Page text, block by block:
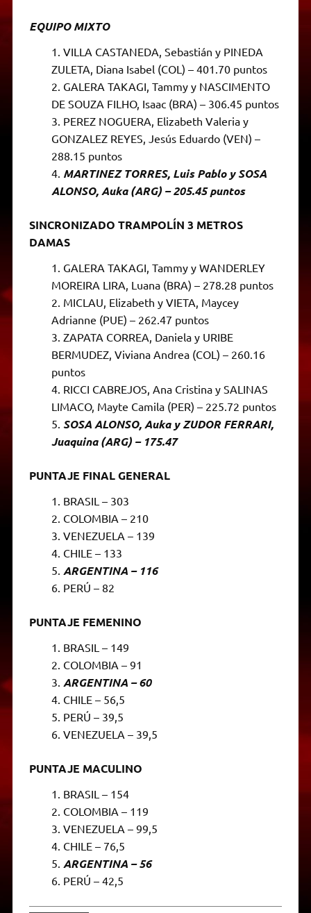
EQUIPO MIXTO
VILLA CASTANEDA, Sebastián y PINEDA
ZULETA, Diana Isabel (COL) – 401.70 puntos
GALERA TAKAGI, Tammy y NASCIMENTO
DE SOUZA FILHO, Isaac (BRA) – 306.45 puntos
PEREZ NOGUERA, Elizabeth Valeria y
GONZALEZ REYES, Jesús Eduardo (VEN) –
288.15 puntos
MARTINEZ TORRES, Luis Pablo y SOSA
ALONSO, Auka (ARG) – 205.45 puntos
SINCRONIZADO TRAMPOLÍN 3 METROS
DAMAS
GALERA TAKAGI, Tammy y WANDERLEY
MOREIRA LIRA, Luana (BRA) – 278.28 puntos
MICLAU, Elizabeth y VIETA, Maycey
Adrianne (PUE) – 262.47 puntos
ZAPATA CORREA, Daniela y URIBE
BERMUDEZ, Viviana Andrea (COL) – 260.16
puntos
RICCI CABREJOS, Ana Cristina y SALINAS
LIMACO, Mayte Camila (PER) – 225.72 puntos
SOSA ALONSO, Auka y ZUDOR FERRARI,
Juaquina (ARG) – 175.47
PUNTAJE FINAL GENERAL
BRASIL – 303
COLOMBIA – 210
VENEZUELA – 139
CHILE – 133
ARGENTINA – 116
PERÚ – 82
PUNTAJE FEMENINO
BRASIL – 149
COLOMBIA – 91
ARGENTINA – 60
CHILE – 56,5
PERÚ – 39,5
VENEZUELA – 39,5
PUNTAJE MACULINO
BRASIL – 154
COLOMBIA – 119
VENEZUELA – 99,5
CHILE – 76,5
ARGENTINA – 56
PERÚ – 42,5